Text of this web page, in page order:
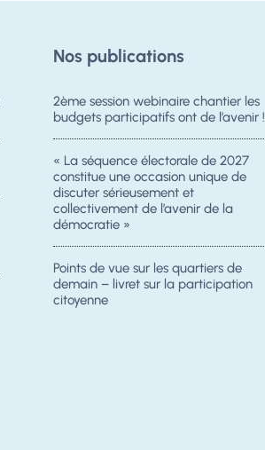
Nos publications
2ème session webinaire chantier les
budgets participatifs ont de l’avenir !
« La séquence électorale de 2027
constitue une occasion unique de
discuter sérieusement et
collectivement de l’avenir de la
démocratie »
Points de vue sur les quartiers de
demain – livret sur la participation
citoyenne